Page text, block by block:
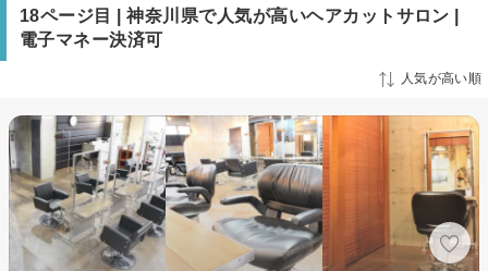
18ページ目 | 神奈川県で人気が高いヘアカットサロン |
電子マネー決済可
人気が高い順